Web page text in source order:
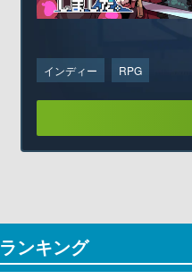
インディー RPG
ランキング